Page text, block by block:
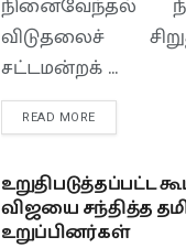
நினைவேந்தல்
விடுதலைச்
சட்டமன்றக் ...
READ MORE
விஜயை சந்தித்த
உறுப்பினர்கள்